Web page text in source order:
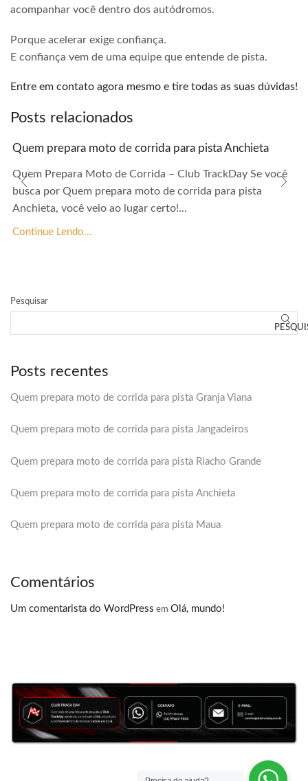
acompanhar você dentro dos autódromos.
Porque acelerar exige confiança.
E confiança vem de uma equipe que entende de pista.
Entre em contato agora mesmo e tire todas as suas dúvidas!
Posts relacionados
Quem prepara moto de corrida para pista Anchieta
Quem Prepara Moto de Corrida – Club TrackDay Se você
busca por Quem prepara moto de corrida para pista
Anchieta, você veio ao lugar certo!...
Continue Lendo...
Pesquisar
Posts recentes
Quem prepara moto de corrida para pista Granja Viana
Quem prepara moto de corrida para pista Jangadeiros
Quem prepara moto de corrida para pista Riacho Grande
Quem prepara moto de corrida para pista Anchieta
Quem prepara moto de corrida para pista Maua
Comentários
Um comentarista do WordPress em Olá, mundo!